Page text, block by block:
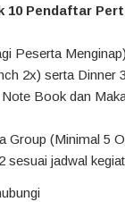
10 Pendaftar
Peserta Menginap)
2x) serta Dinner
Book dan
Group (Minimal 5
sesuai jadwal